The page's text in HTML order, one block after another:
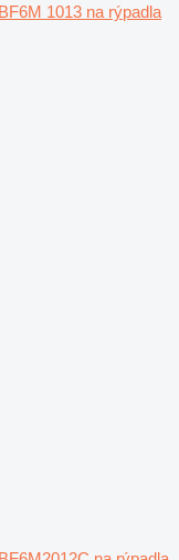
1013 na rýpadla